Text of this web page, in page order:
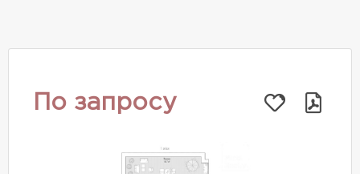
По запросу